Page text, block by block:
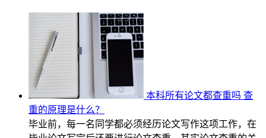
本科所有论文都查重吗 查
重的原理是什么？
毕业前，每一名同学都必须经历论文写作这项工作，在